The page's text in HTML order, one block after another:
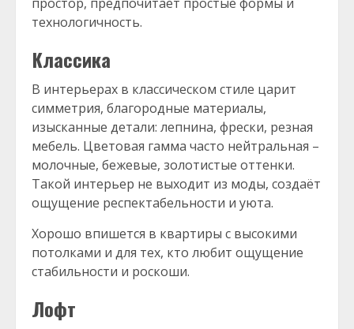
технологичность.
Классика
В интерьерах в классическом стиле царит
симметрия, благородные материалы,
изысканные детали: лепнина, фрески, резная
мебель. Цветовая гамма часто нейтральная –
молочные, бежевые, золотистые оттенки.
Такой интерьер не выходит из моды, создаёт
ощущение респектабельности и уюта.
Хорошо впишется в квартиры с высокими
потолками и для тех, кто любит ощущение
стабильности и роскоши.
Лофт